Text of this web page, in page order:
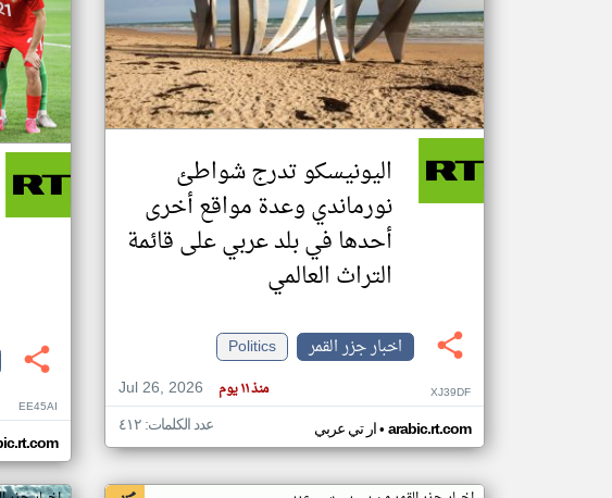
اليونيسكو تدرج شواطئ
نورماندي وعدة مواقع أخرى
أحدها في بلد عربي على قائمة
التراث العالمي
اخبار جزر القمر
Politics
Jul 26, 2026
منذ ١١ يوم XJ39DF
ار تي عربي• arabic.rt.com عدد الكلمات: ٤١٢
EE45AI